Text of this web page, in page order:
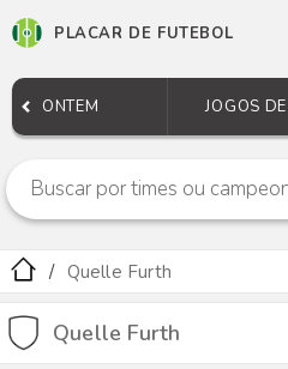
PLACAR DE FUTEBOL
ONTEM JOGOS
Quelle Furth
Quelle Furth